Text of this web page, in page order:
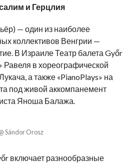
и Герцлия
— один из наиболее
коллективов Венгрии —
В Израиле Театр балета Győr
Равеля в хореографической
а также «PianoPlays» на
под живой аккомпанемент
Яноша Балажа.
Sándor Orosz
включает разнообразные